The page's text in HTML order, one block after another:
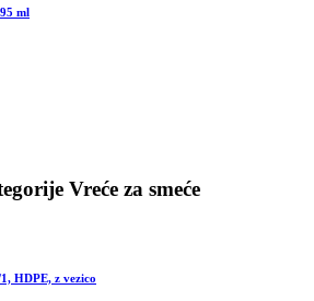
ml
Vreće za smeće
HDPE, z vezico